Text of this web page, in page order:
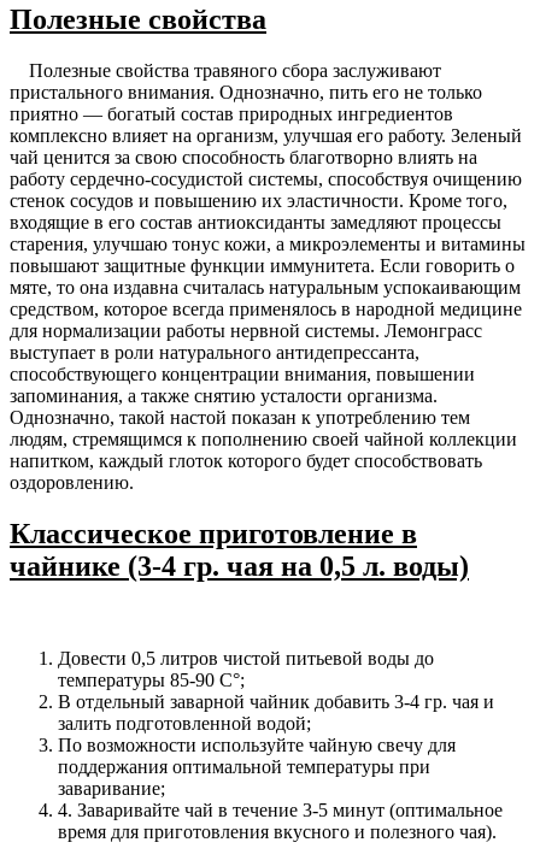
Полезные свойства
Полезные свойства травяного сбора заслуживают
пристального внимания. Однозначно, пить его не только
приятно — богатый состав природных ингредиентов
комплексно влияет на организм, улучшая его работу. Зеленый
чай ценится за свою способность благотворно влиять на
работу сердечно-сосудистой системы, способствуя очищению
стенок сосудов и повышению их эластичности. Кроме того,
входящие в его состав антиоксиданты замедляют процессы
старения, улучшаю тонус кожи, а микроэлементы и витамины
повышают защитные функции иммунитета. Если говорить о
мяте, то она издавна считалась натуральным успокаивающим
средством, которое всегда применялось в народной медицине
для нормализации работы нервной системы. Лемонграсс
выступает в роли натурального антидепрессанта,
способствующего концентрации внимания, повышении
запоминания, а также снятию усталости организма.
Однозначно, такой настой показан к употреблению тем
людям, стремящимся к пополнению своей чайной коллекции
напитком, каждый глоток которого будет способствовать
оздоровлению.
Классическое приготовление в
чайнике (3-4 гр. чая на 0,5 л. воды)
Довести 0,5 литров чистой питьевой воды до
температуры 85-90 С°;
В отдельный заварной чайник добавить 3-4 гр. чая и
залить подготовленной водой;
По возможности используйте чайную свечу для
поддержания оптимальной температуры при
заваривание;
4. Заваривайте чай в течение 3-5 минут (оптимальное
время для приготовления вкусного и полезного чая).